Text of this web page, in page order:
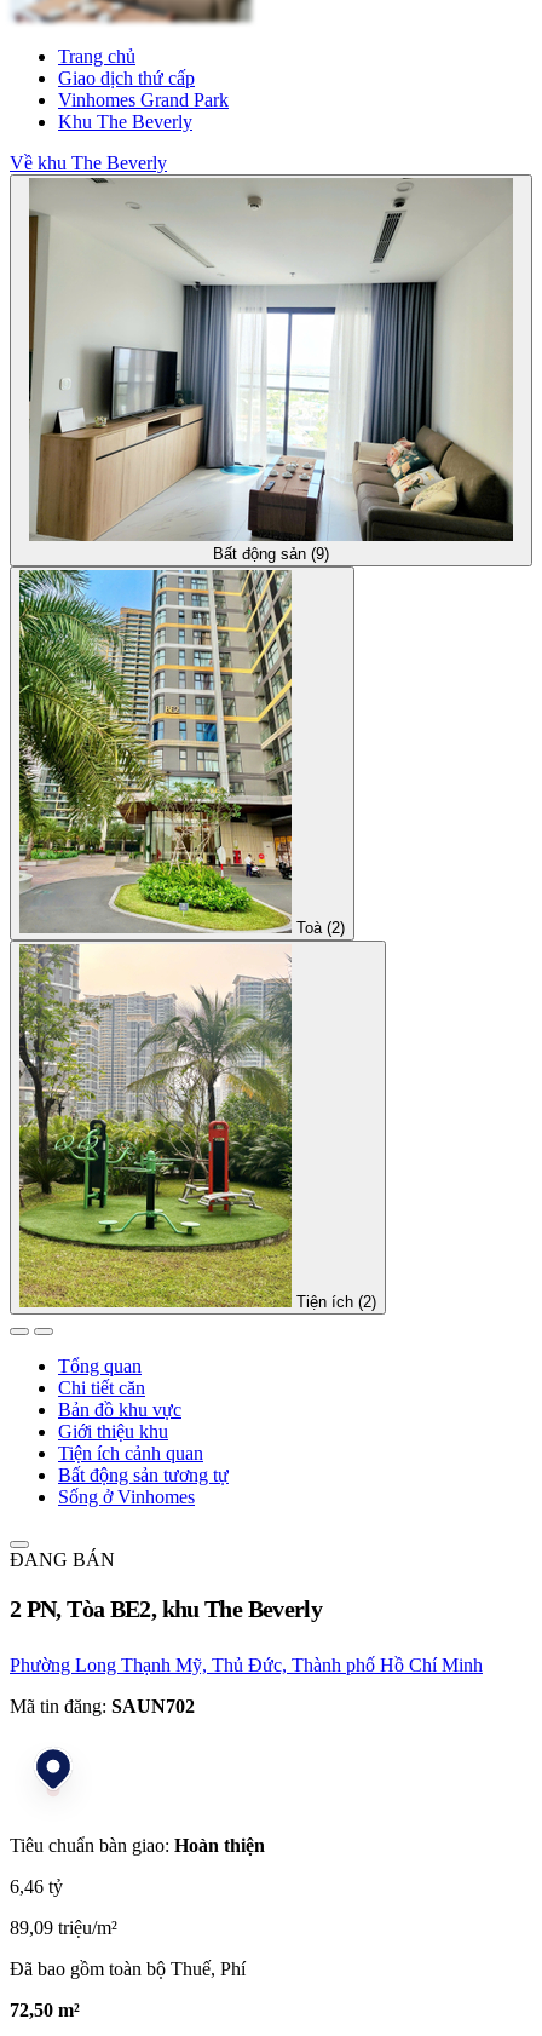
Trang chủ
Giao dịch thứ cấp
Vinhomes Grand Park
Khu The Beverly
Về khu The Beverly
Bất động sản (9)
Toà (2)
Tiện ích (2)
Tổng quan
Chi tiết căn
Bản đồ khu vực
Giới thiệu khu
Tiện ích cảnh quan
Bất động sản tương tự
Sống ở Vinhomes
ĐANG BÁN
2 PN, Tòa BE2, khu The Beverly
Phường Long Thạnh Mỹ, Thủ Đức, Thành phố Hồ Chí Minh
Mã tin đăng: SAUN702
Tiêu chuẩn bàn giao: Hoàn thiện
6,46 tỷ
89,09 triệu/m²
Đã bao gồm toàn bộ Thuế, Phí
72,50 m²